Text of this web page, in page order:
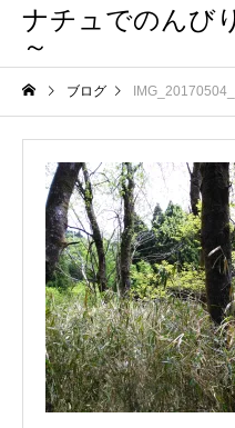
ナチュでのんび
～
ブログ